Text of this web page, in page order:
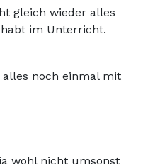
gleich wieder alles
habt im Unterricht.
alles noch einmal mit
wohl nicht umsonst